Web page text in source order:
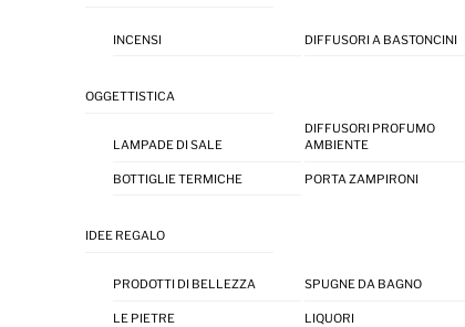
INCENSI DIFFUSORI A BASTONCINI
OGGETTISTICA
LAMPADE DI SALE
DIFFUSORI PROFUMO
AMBIENTE
BOTTIGLIE TERMICHE PORTA ZAMPIRONI
IDEE REGALO
PRODOTTI DI BELLEZZA SPUGNE DA BAGNO
LE PIETRE LIQUORI